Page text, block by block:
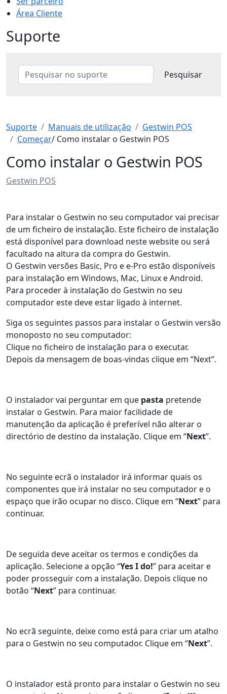
Área Cliente
Suporte
Suporte Manuais de utilização
Gestwin POS
Começar/ Como instalar o Gestwin POS
Como instalar o Gestwin POS
Gestwin POS
Para instalar o Gestwin no seu computador vai precisar
de um ficheiro de instalação. Este ficheiro de instalação
está disponível para download neste website ou será
facultado na altura da compra do Gestwin.
O Gestwin versões Basic, Pro e e-Pro estão disponíveis
para instalação em Windows, Mac, Linux e Android.
Para proceder à instalação do Gestwin no seu
computador este deve estar ligado à internet.
Siga os seguintes passos para instalar o Gestwin versão
monoposto no seu computador:
Clique no ficheiro de instalação para o executar.
Depois da mensagem de boas-vindas clique em “Next”.
O instalador vai perguntar em que pasta pretende
instalar o Gestwin. Para maior facilidade de
manutenção da aplicação é preferível não alterar o
directório de destino da instalação. Clique em “Next”.
No seguinte ecrã o instalador irá informar quais os
componentes que irá instalar no seu computador e o
espaço que irão ocupar no disco. Clique em “Next” para
continuar.
De seguida deve aceitar os termos e condições da
aplicação. Selecione a opção “Yes I do!” para aceitar e
poder prosseguir com a instalação. Depois clique no
botão “Next” para continuar.
No ecrã seguinte, deixe como está para criar um atalho
para o Gestwin no seu computador. Clique em “Next”.
O instalador está pronto para instalar o Gestwin no seu